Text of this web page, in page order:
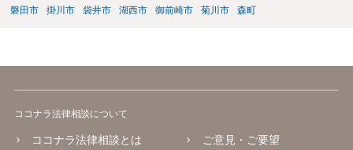
磐田市
掛川市 袋井市 湖西市 御前崎市 菊川市 森町
ココナラ法律相談について
ココナラ法律相談とは ご意見・ご要望